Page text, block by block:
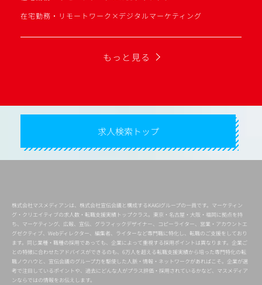
在宅勤務・リモートワーク×デジタルマーケティング
もっと見る
求人検索トップ
株式会社マスメディアンは、株式会社宣伝会議と構成するKAIGIグループの一員です。マーケティン
グ・クリエイティブの求人数・転職支援実績トップクラス。東京・名古屋・大阪・福岡に拠点を持
ち、マーケティング、広報、宣伝、グラフィックデザイナー、コピーライター、営業・アカウントエ
グゼクティブ、Webディレクター、編集者、ライターなど専門職に特化し、転職のご支援をしており
ます。同じ業種・職種の採用であっても、企業によって重視する採用ポイントは異なります。企業ご
との特徴に合わせたアドバイスができるのも、6万人を超える転職支援実績から培った専門特化の転
職ノウハウと、宣伝会議のグループ力を駆使した人脈・情報・ネットワークがあればこそ。企業が選
考で注目しているポイントや、過去にどんな人がプラス評価・採用されているかなど、マスメディア
ンならではの情報をお伝えします。